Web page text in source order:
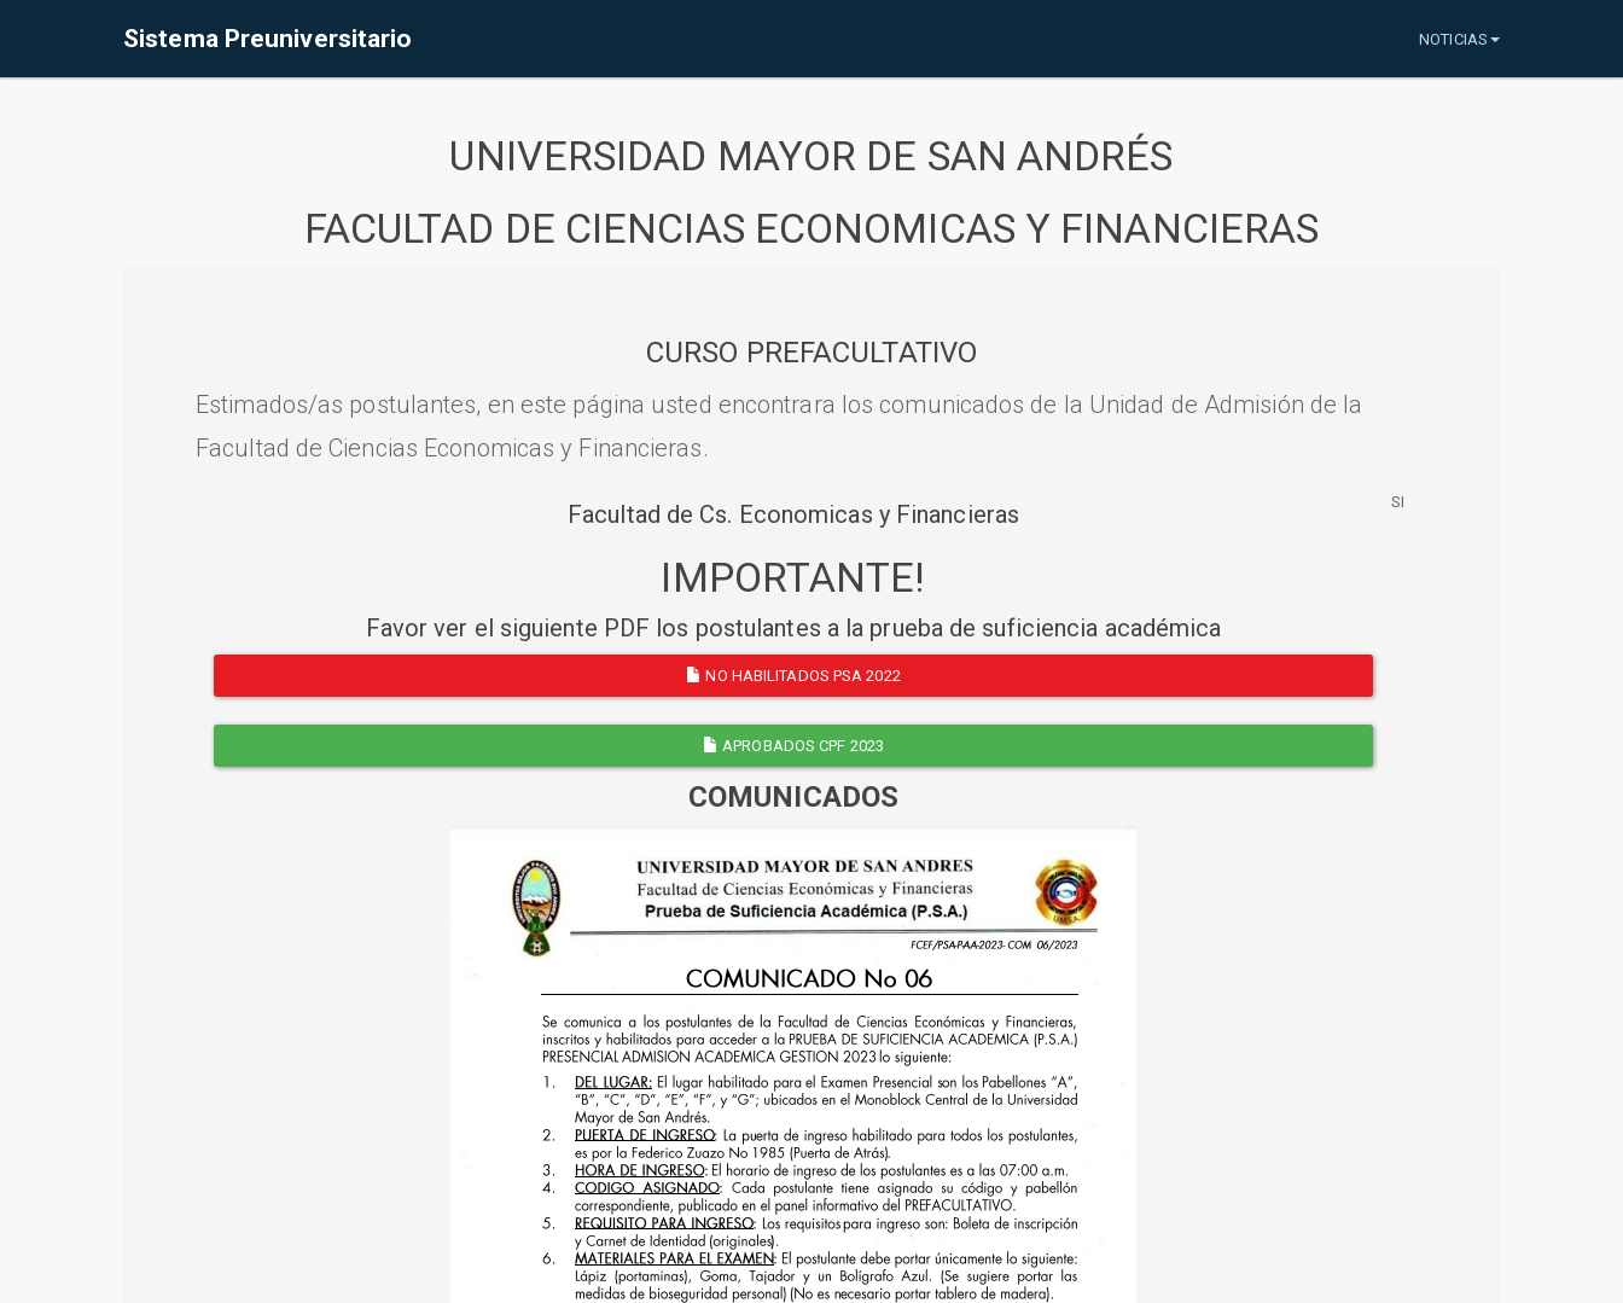
Sistema Preuniversitario NOTICIAS
UNIVERSIDAD MAYOR DE SAN ANDRÉS
FACULTAD DE CIENCIAS ECONOMICAS Y FINANCIERAS
CURSO PREFACULTATIVO
Estimados/as postulantes, en este página usted encontrara los comunicados de la Unidad de Admisión de la
Facultad de Ciencias Economicas y Financieras.
Facultad de Cs. Economicas y Financieras
IMPORTANTE!
Favor ver el siguiente PDF los postulantes a la prueba de suficiencia académica
NO HABILITADOS PSA 2022
APROBADOS CPF 2023
COMUNICADOS
SI